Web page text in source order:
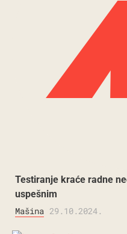
Testiranje kraće radne
uspešnim
Mašina 29.10.2024.